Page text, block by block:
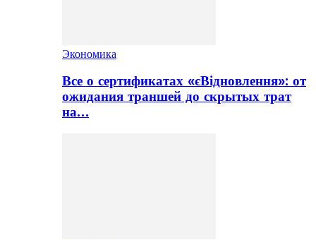
Экономика
Все о сертификатах «єВідновлення»: от
ожидания траншей до скрытых трат
на…